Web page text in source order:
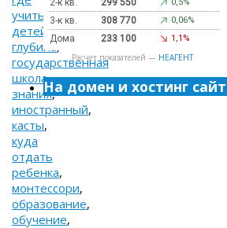
учить
детей ,
глубина,
государственная
школа,
знания,
иностранный,
касты,
куда
отдать
ребенка,
монтессори,
образование,
обучение,
2-к кв. 299 550 0,5%
3-к кв. 308 770 0,06%
Дома 233 100 1,1%
Расчет показателей — НЕАГЕНТ
На домен и хостинг